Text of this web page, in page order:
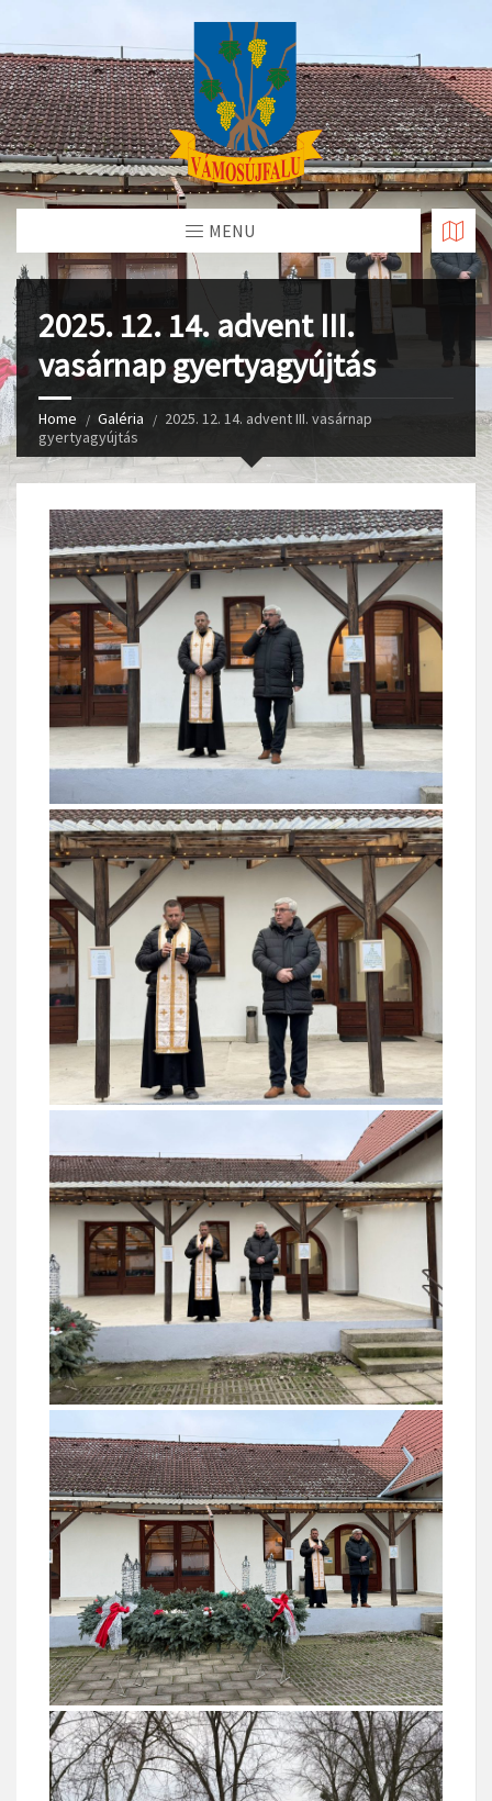
Content
MENU
2025. 12. 14. advent III.
vasárnap gyertyagyújtás
Home Galéria
2025. 12. 14. advent III. vasárnap
gyertyagyújtás